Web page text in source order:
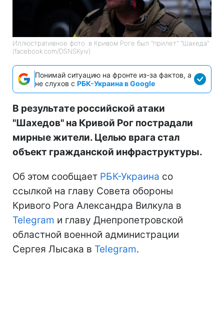
Иллюстративное фото: в Кривом Роге был "прилет" "Шахеда"
(facebook.com/DSNSKyiv)
Понимай ситуацию на фронте из-за фактов, а
не слухов с РБК-Украина в Google
В результате российской атаки
"Шахедов" на Кривой Рог пострадали
мирные жители. Целью врага стал
объект гражданской инфраструктуры.
Об этом сообщает РБК-Украина со
ссылкой на главу Совета обороны
Кривого Рога Александра Вилкула в
Telegram и главу Днепропетровской
областной военной администрации
Сергея Лысака в Telegram.